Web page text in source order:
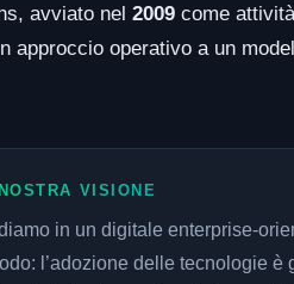
avviato nel 2009 come
approccio operativo a un
VISIONE
in un digitale enterprise-
l’adozione delle tecnologie